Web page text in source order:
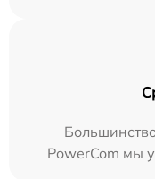
PowerCom мы